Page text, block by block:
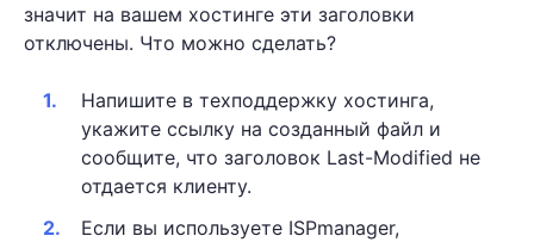
значит на вашем хостинге эти заголовки
отключены. Что можно сделать?
Напишите в техподдержку хостинга,
укажите ссылку на созданный файл и
сообщите, что заголовок Last-Modified не
отдается клиенту.
Если вы используете ISPmanager,